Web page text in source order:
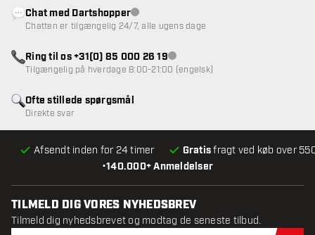
•140.000+ Anmeldelser
Afsendt inden for 24 timer Gratisfragt ved køb over
Ofte stillede spørgsmål
Direkte svar
Chat med DartshopperKundeservice ikke tilgængelig
Chatten er tilgængelig 24/7, alle ugens dage
Ring til os +31(0) 85 000 26 19Kundeservice ikke tilgængelig
Tilgængelig på hverdage 8:00-21:00 (engelsk)
TILMELD DIG VORES NYHEDSBREV
Tilmeld dig nyhedsbrevet og modtag de seneste tilbud.